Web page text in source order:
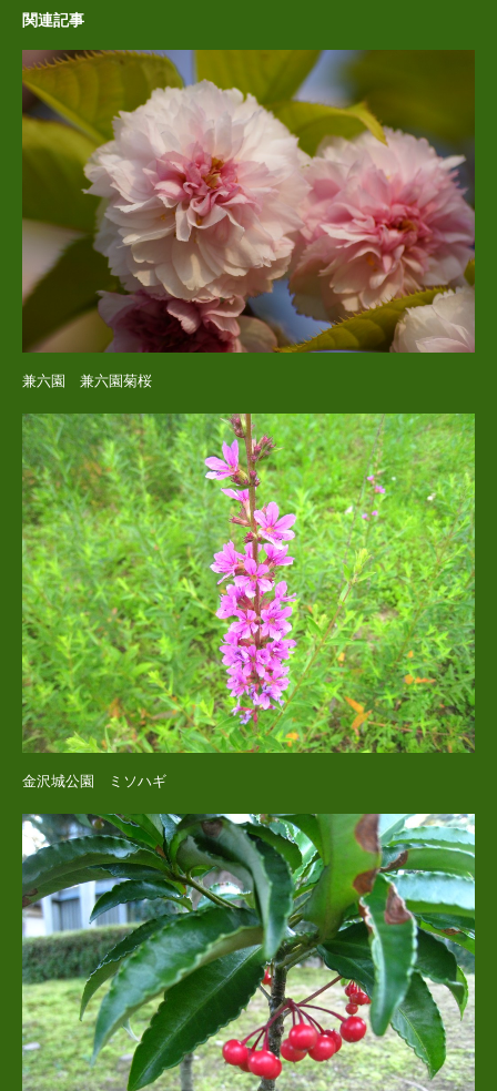
関連記事
兼六園 兼六園菊桜
金沢城公園 ミソハギ